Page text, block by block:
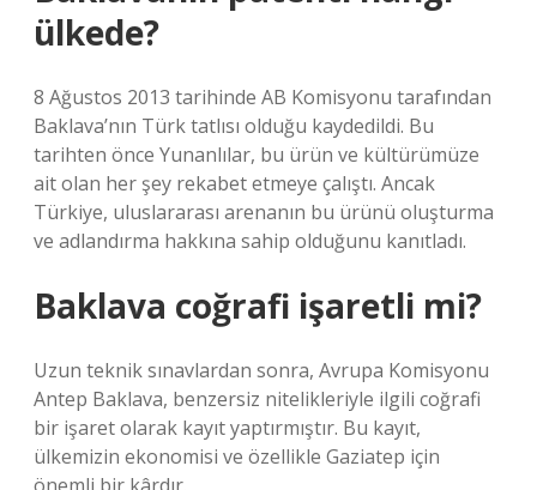
ülkede?
8 Ağustos 2013 tarihinde AB Komisyonu tarafından
Baklava’nın Türk tatlısı olduğu kaydedildi. Bu
tarihten önce Yunanlılar, bu ürün ve kültürümüze
ait olan her şey rekabet etmeye çalıştı. Ancak
Türkiye, uluslararası arenanın bu ürünü oluşturma
ve adlandırma hakkına sahip olduğunu kanıtladı.
Baklava coğrafi işaretli mi?
Uzun teknik sınavlardan sonra, Avrupa Komisyonu
Antep Baklava, benzersiz nitelikleriyle ilgili coğrafi
bir işaret olarak kayıt yaptırmıştır. Bu kayıt,
ülkemizin ekonomisi ve özellikle Gaziatep için